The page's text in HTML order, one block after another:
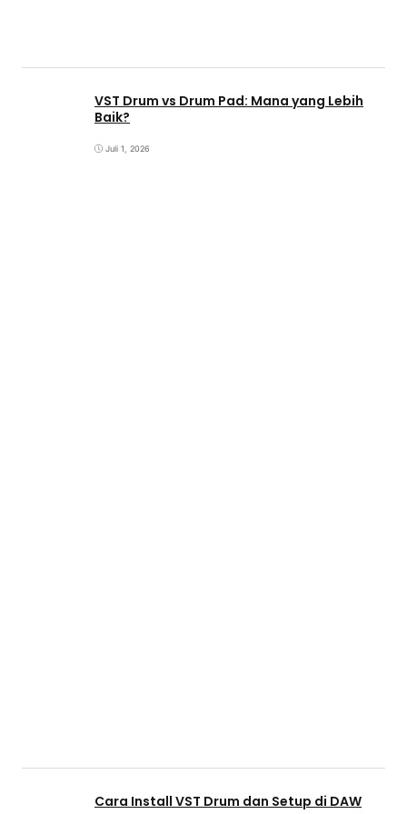
VST Drum vs Drum Pad: Mana yang Lebih
Baik?
Juli 1, 2026
Cara Install VST Drum dan Setup di DAW